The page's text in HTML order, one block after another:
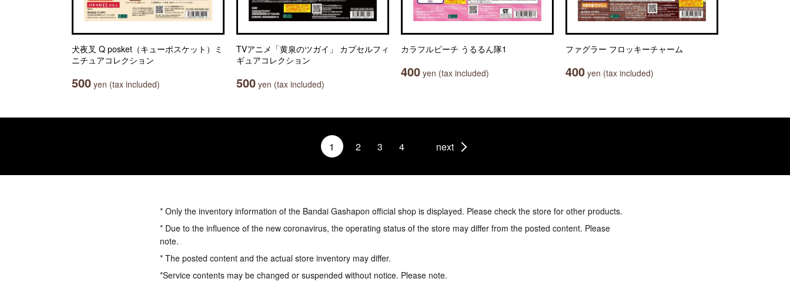
犬夜叉 Q posket（キューポスケット）ミ
ニチュアコレクション
500 yen (tax included)
TVアニメ「黄泉のツガイ」 カプセルフィ
ギュアコレクション
500 yen (tax included)
カラフルピーチ うるるん隊1
400 yen (tax included)
ファグラー フロッキーチャーム
400 yen (tax included)
1 2 3 4 next
* Only the inventory information of the Bandai Gashapon official shop is displayed. Please check the store for other products.
* Due to the influence of the new coronavirus, the operating status of the store may differ from the posted content. Please
note.
* The posted content and the actual store inventory may differ.
*Service contents may be changed or suspended without notice. Please note.